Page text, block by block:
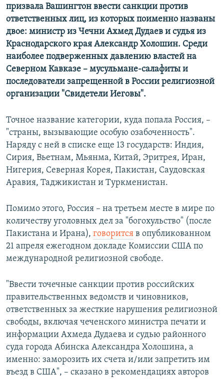
призвала Вашингтон ввести санкции против
ответственных лиц, из которых поименно названы
двое: министр из Чечни Ахмед Дудаев и судья из
Краснодарского края Александр Холошин. Среди
наиболее подверженных давлению властей на
Северном Кавказе – мусульмане-салафиты и
последователи запрещенной в России религиозной
организации "Свидетели Иеговы".
Точное название категории, куда попала Россия, –
"страны, вызывающие особую озабоченность".
Наряду с ней в списке еще 13 государств: Индия,
Сирия, Вьетнам, Мьянма, Китай, Эритрея, Иран,
Нигерия, Северная Корея, Пакистан, Саудовская
Аравия, Таджикистан и Туркменистан.
Помимо этого, Россия – на третьем месте в мире по
количеству уголовных дел за "богохульство" (после
Пакистана и Ирана), говорится в опубликованном
21 апреля ежегодном докладе Комиссии США по
международной религиозной свободе.
"Ввести точечные санкции против российских
правительственных ведомств и чиновников,
ответственных за жесткие нарушения религиозной
свободы, включая чеченского министра печати и
информации Ахмеда Дудаева и судью районного
суда города Абинска Александра Холошина, а
именно: заморозить их счета и/или запретить им
въезд в США", – сказано в рекомендациях авторов